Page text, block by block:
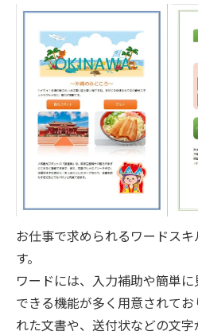
お仕事で求められるワードス
す。
ワードには、入力補助や簡単
できる機能が多く用意されて
れた文書や、送付状などの文